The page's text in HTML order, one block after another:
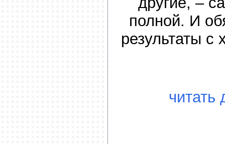
полной. И
результаты с
читать